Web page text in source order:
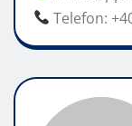
Telefon: